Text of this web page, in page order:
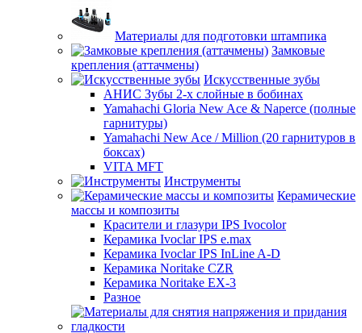
Материалы для подготовки штампика
Замковые
крепления (аттачмены)
Искусственные зубы
АНИС Зубы 2-х слойные в бобинах
Yamahachi Gloria New Ace & Naperce (полные
гарнитуры)
Yamahachi New Ace / Million (20 гарнитуров в
боксах)
VITA MFT
Инструменты
Керамические
массы и композиты
Красители и глазури IPS Ivocolor
Керамика Ivoclar IPS e.max
Керамика Ivoclar IPS InLine A-D
Керамика Noritake CZR
Керамика Noritake EX-3
Разное